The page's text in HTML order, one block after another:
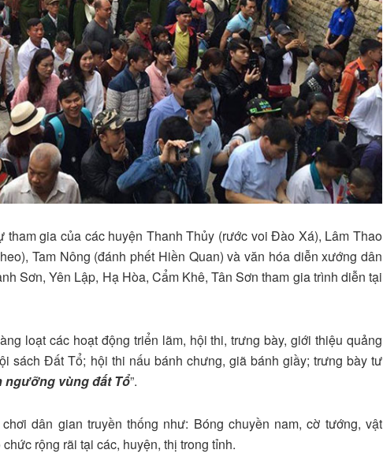
tham gia của các huyện Thanh Thủy (rước voi Đào Xá), Lâm Thao
Tam Nông (đánh phết Hiền Quan) và văn hóa diễn xướng dân
Sơn, Yên Lập, Hạ Hòa, Cẩm Khê, Tân Sơn tham gia trình diễn tại
loạt các hoạt động triển lãm, hội thi, trưng bày, giới thiệu quảng
sách Đất Tổ; hội thi nấu bánh chưng, giã bánh giầy; trưng bày tư
ngưỡng vùng đất Tổ”.
dân gian truyền thống như: Bóng chuyền nam, cờ tướng, vật
rộng rãi tại các, huyện, thị trong tỉnh.